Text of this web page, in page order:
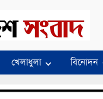
খেলাধুলা বিনোদন